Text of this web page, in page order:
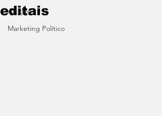
Artigos
Marketing Político
editais